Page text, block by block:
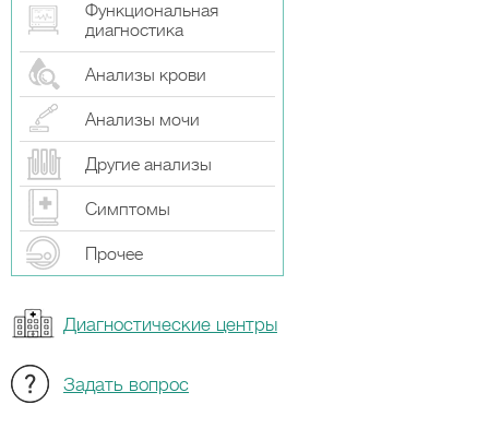
Функциональная
диагностика
Анализы крови
Анализы мочи
Другие анализы
Симптомы
Прочeе
Диагностические центры
Задать вопрос